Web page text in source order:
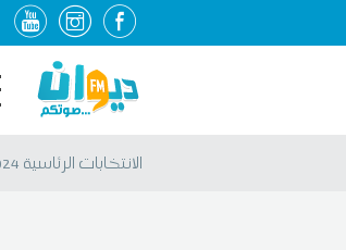
الانتخابات الرئاسية 2024